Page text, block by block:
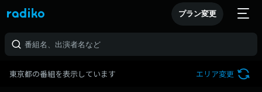
プラン変更
東京都の番組を表示しています エリア変更